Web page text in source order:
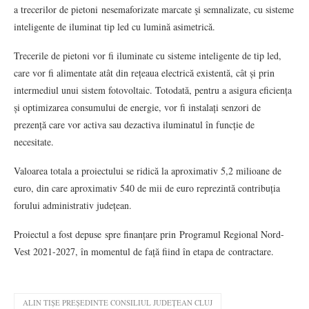
a trecerilor de pietoni nesemaforizate marcate şi semnalizate, cu sisteme
inteligente de iluminat tip led cu lumină asimetrică.
Trecerile de pietoni vor fi iluminate cu sisteme inteligente de tip led,
care vor fi alimentate atât din rețeaua electrică existentă, cât și prin
intermediul unui sistem fotovoltaic. Totodată, pentru a asigura eficiența
și optimizarea consumului de energie, vor fi instalați senzori de
prezență care vor activa sau dezactiva iluminatul în funcție de
necesitate.
Valoarea totala a proiectului se ridică la aproximativ 5,2 milioane de
euro, din care aproximativ 540 de mii de euro reprezintă contribuția
forului administrativ județean.
Proiectul a fost depuse spre finanțare prin Programul Regional Nord-
Vest 2021-2027, în momentul de față fiind în etapa de contractare.
ALIN TIȘE PREȘEDINTE CONSILIUL JUDEȚEAN CLUJ